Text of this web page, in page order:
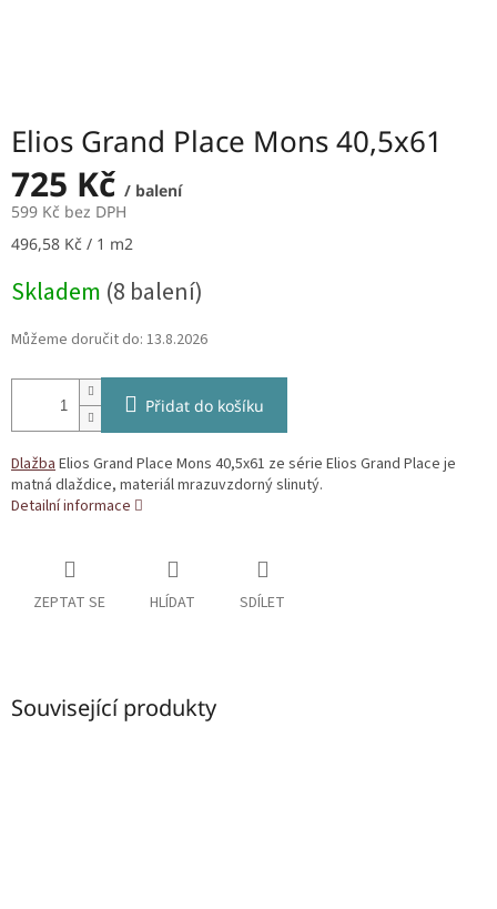
Elios Grand Place Mons 40,5x61
725 Kč / balení
599 Kč bez DPH
Měrná
496,58 Kč / 1 m2
Skladem (8 balení)
Můžeme doručit do: 13.8.2026
Přidat do košíku
DlažbaElios Grand Place Mons 40,5x61 ze série Elios Grand Place je
matná dlaždice, materiál mrazuvzdorný slinutý.
Detailní informace
ZEPTAT SE HLÍDAT SDÍLET
Související produkty